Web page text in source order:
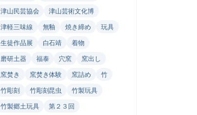
津山民芸協会
津山芸術文化博
津軽三味線
無釉 焼き締め
玩具
生徒作品展
白石靖
着物
磨研土器
福泰 穴窯
窯出し
窯焚き
窯焚き体験 窯詰め
竹
竹彫刻
竹彫刻昆虫
竹製玩具
竹製郷土玩具
第２３回